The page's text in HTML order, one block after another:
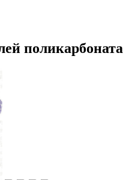
поликарбоната